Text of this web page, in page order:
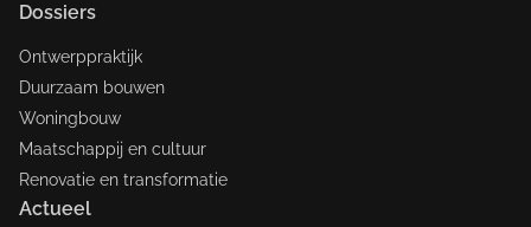
Dossiers
Ontwerppraktijk
Duurzaam bouwen
Woningbouw
Maatschappij en cultuur
Renovatie en transformatie
Actueel